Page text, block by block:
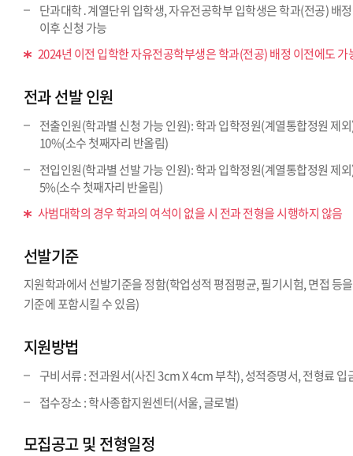
단과대학․계열단위 입학생, 자유전공학부 입학생은 학과(전공) 배정
이후 신청 가능
2024년 이전 입학한 자유전공학부생은 학과(전공) 배정 이전에도 가
전과 선발 인원
전출인원(학과별 신청 가능 인원): 학과 입학정원(계열통합정원 제
10%(소수 첫째자리 반올림)
전입인원(학과별 선발 가능 인원): 학과 입학정원(계열통합정원 제
5%(소수 첫째자리 반올림)
사범대학의 경우 학과의 여석이 없을 시 전과 전형을 시행하지 않음
선발기준
지원학과에서 선발기준을 정함(학업성적 평점평균, 필기시험, 면접 등을
기준에 포함시킬 수 있음)
지원방법
구비서류 : 전과원서(사진 3cm X 4cm 부착), 성적증명서, 전형료 입
접수장소 : 학사종합지원센터(서울, 글로벌)
모집공고 및 전형일정